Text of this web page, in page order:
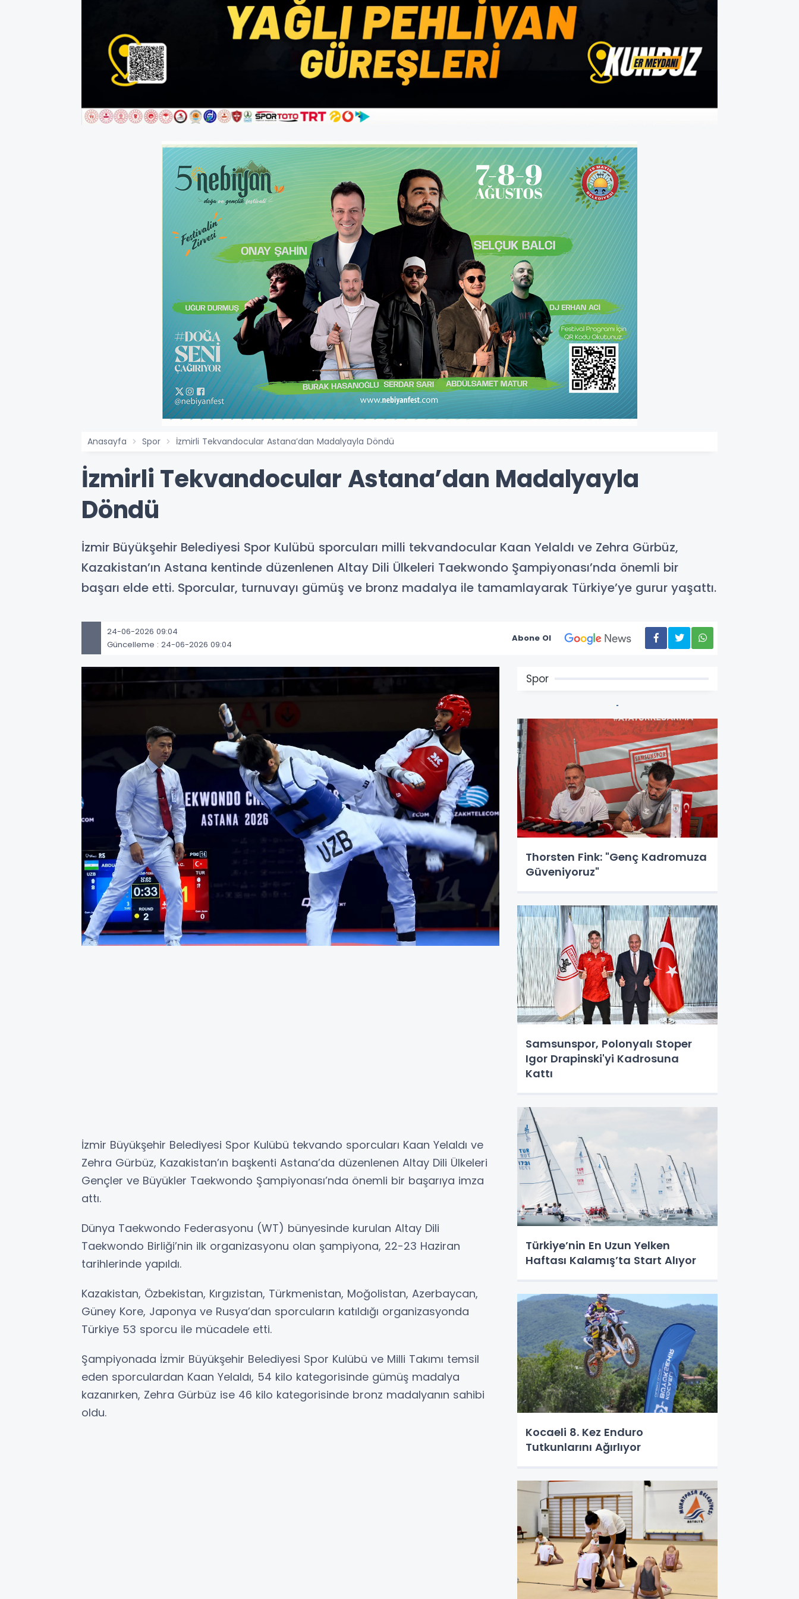
Anasayfa Spor İzmirli Tekvandocular Astana’dan Madalyayla Döndü
İzmirli Tekvandocular Astana’dan Madalyayla
Döndü
İzmir Büyükşehir Belediyesi Spor Kulübü sporcuları milli tekvandocular Kaan Yelaldı ve Zehra Gürbüz,
Kazakistan’ın Astana kentinde düzenlenen Altay Dili Ülkeleri Taekwondo Şampiyonası’nda önemli bir
başarı elde etti. Sporcular, turnuvayı gümüş ve bronz madalya ile tamamlayarak Türkiye’ye gurur yaşattı.
24-06-2026 09:04
Güncelleme : 24-06-2026 09:04
Abone Ol
İzmir Büyükşehir Belediyesi Spor Kulübü tekvando sporcuları Kaan Yelaldı ve
Zehra Gürbüz, Kazakistan’ın başkenti Astana’da düzenlenen Altay Dili Ülkeleri
Gençler ve Büyükler Taekwondo Şampiyonası’nda önemli bir başarıya imza
attı.
Dünya Taekwondo Federasyonu (WT) bünyesinde kurulan Altay Dili
Taekwondo Birliği’nin ilk organizasyonu olan şampiyona, 22-23 Haziran
tarihlerinde yapıldı.
Kazakistan, Özbekistan, Kırgızistan, Türkmenistan, Moğolistan, Azerbaycan,
Güney Kore, Japonya ve Rusya’dan sporcuların katıldığı organizasyonda
Türkiye 53 sporcu ile mücadele etti.
Şampiyonada İzmir Büyükşehir Belediyesi Spor Kulübü ve Milli Takımı temsil
eden sporculardan Kaan Yelaldı, 54 kilo kategorisinde gümüş madalya
kazanırken, Zehra Gürbüz ise 46 kilo kategorisinde bronz madalyanın sahibi
oldu.
Spor
Thorsten Fink: "Genç Kadromuza
Güveniyoruz"
Samsunspor, Polonyalı Stoper
Igor Drapinski'yi Kadrosuna
Kattı
Türkiye’nin En Uzun Yelken
Haftası Kalamış’ta Start Alıyor
Kocaeli 8. Kez Enduro
Tutkunlarını Ağırlıyor